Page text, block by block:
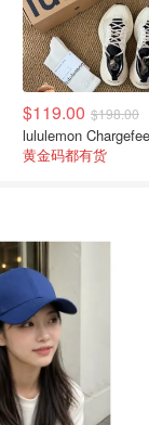
$119.00 $198.00
黄金码都有货